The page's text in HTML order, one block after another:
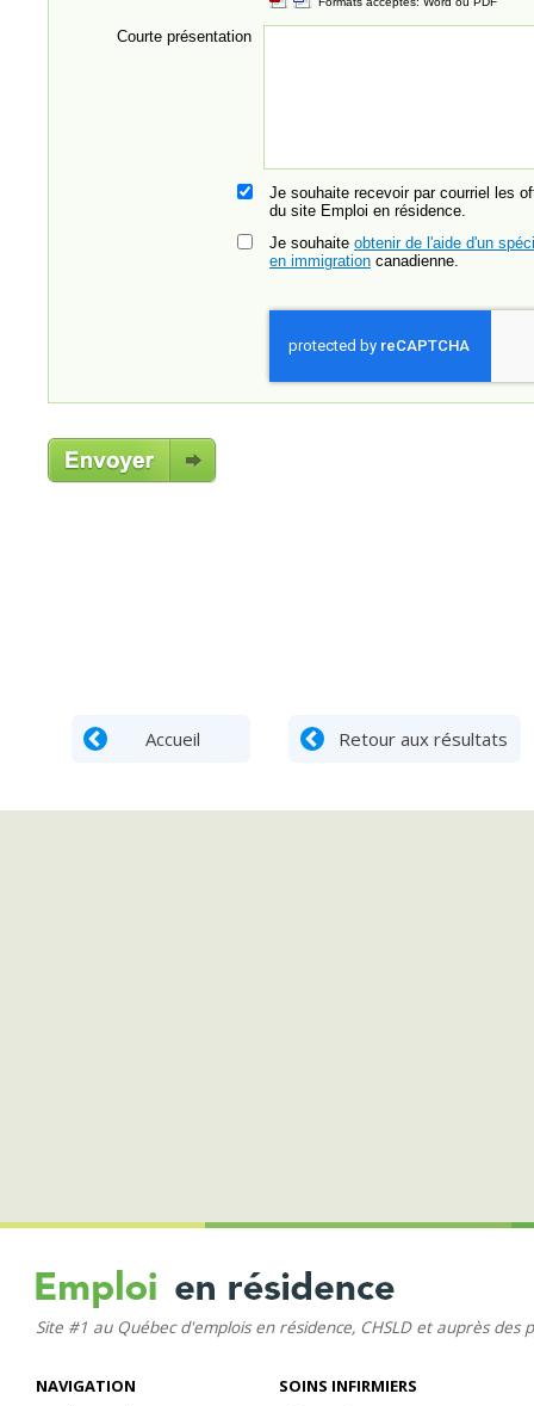
Courte présentation
Je souhaite recevoir par courriel les
du site Emploi en résidence.
Je souhaite obtenir de l'aide d'un
en immigration canadienne.
Accueil Retour aux résultats
Site #1 au Québec d'emplois en résidence, CHSLD et auprès des
NAVIGATION
SOINS INFIRMIERS